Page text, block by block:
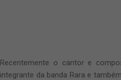
Recentemente o cantor e
integrante da banda Rara e